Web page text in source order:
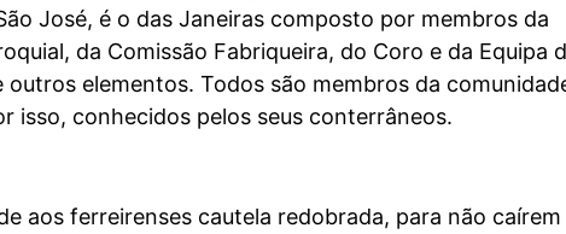
José, é o das Janeiras composto por membros da
da Comissão Fabriqueira, do Coro e da Equipa
outros elementos. Todos são membros da
isso, conhecidos pelos seus conterrâneos.
aos ferreirenses cautela redobrada, para não caírem